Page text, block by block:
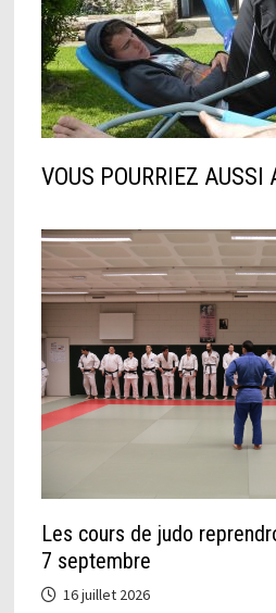
VOUS POURRIEZ AUSSI
Les cours de judo
7 septembre
16 juillet 2026